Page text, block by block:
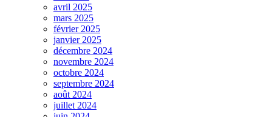
avril 2025
mars 2025
février 2025
janvier 2025
décembre 2024
novembre 2024
octobre 2024
septembre 2024
août 2024
juillet 2024